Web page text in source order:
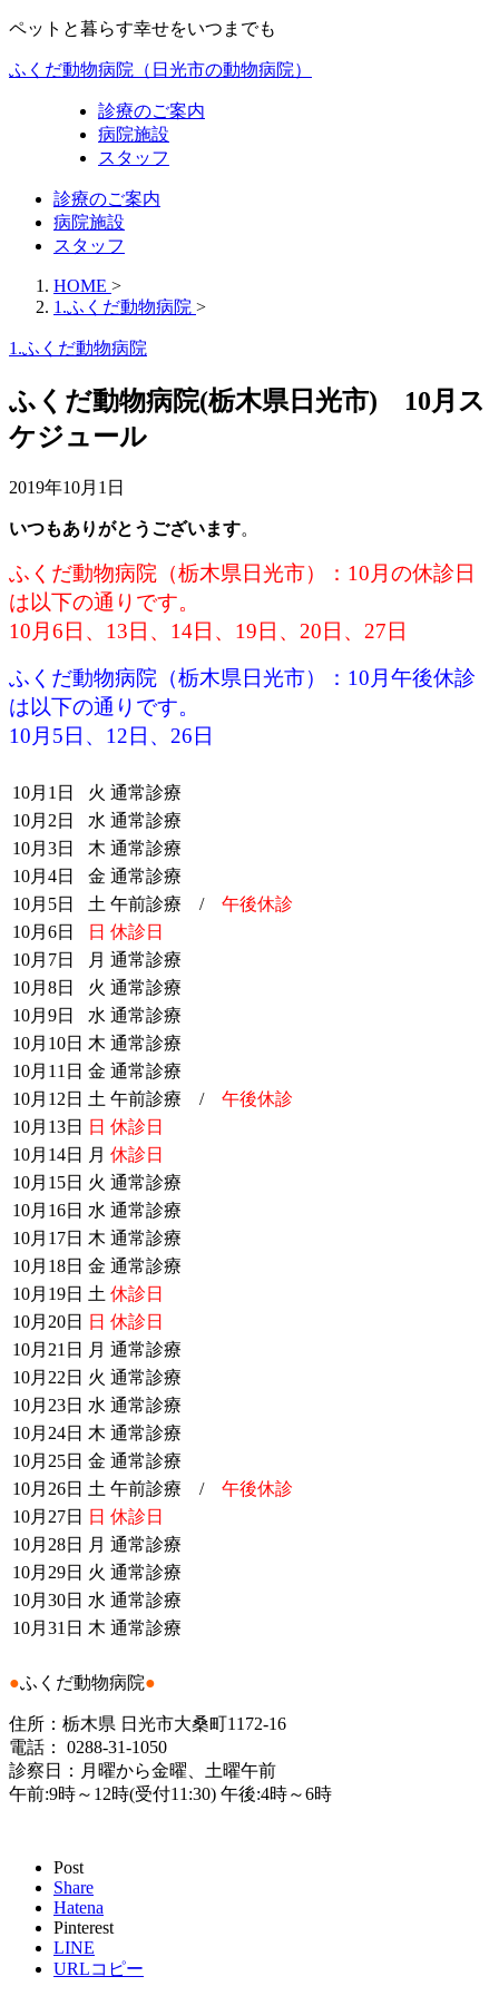
ペットと暮らす幸せをいつまでも
ふくだ動物病院（日光市の動物病院）
診療のご案内
病院施設
スタッフ
診療のご案内
病院施設
スタッフ
HOME >
1.ふくだ動物病院 >
1.ふくだ動物病院
ふくだ動物病院(栃木県日光市) 10月ス
ケジュール
2019年10月1日
いつもありがとうございます。
ふくだ動物病院（栃木県日光市）：10月の休診日
は以下の通りです。
10月6日、13日、14日、19日、20日、27日
ふくだ動物病院（栃木県日光市）：10月午後休診
は以下の通りです。
10月5日、12日、26日
10月1日 火 通常診療
10月2日
水 通常診療
10月3日
木 通常診療
10月4日
金 通常診療
10月5日
土 午前診療 / 午後休診
10月6日
日 休診日
10月7日
月 通常診療
10月8日
火 通常診療
10月9日
水 通常診療
10月10日 木 通常診療
10月11日 金 通常診療
10月12日 土 午前診療 / 午後休診
10月13日
日 休診日
10月14日
月 休診日
10月15日 火 通常診療
10月16日 水 通常診療
10月17日 木 通常診療
10月18日 金 通常診療
10月19日 土 休診日
10月20日
日 休診日
10月21日
月 通常診療
10月22日 火 通常診療
10月23日 水 通常診療
10月24日 木 通常診療
10月25日 金 通常診療
10月26日 土 午前診療 / 午後休診
10月27日
日 休診日
10月28日
月 通常診療
10月29日 火 通常診療
10月30日 水 通常診療
10月31日 木 通常診療
●ふくだ動物病院●
住所：栃木県 日光市大桑町1172-16
電話： 0288-31-1050
診察日：月曜から金曜、土曜午前
午前:9時～12時(受付11:30) 午後:4時～6時
Post
Share
Hatena
Pinterest
LINE
URLコピー